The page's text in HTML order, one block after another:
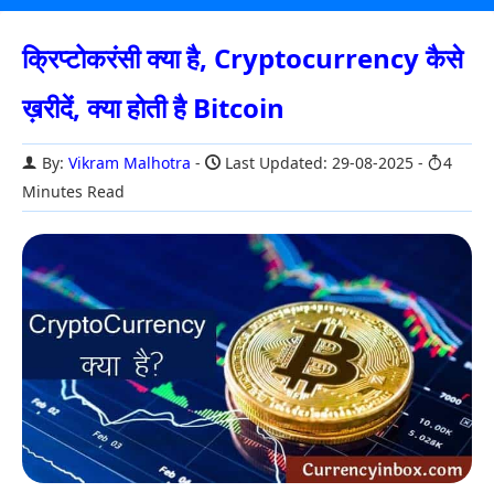
क्रिप्टोकरंसी क्या है, Cryptocurrency कैसे
ख़रीदें, क्या होती है Bitcoin
By: Vikram Malhotra Last Updated: 29-08-2025
4
Minutes Read